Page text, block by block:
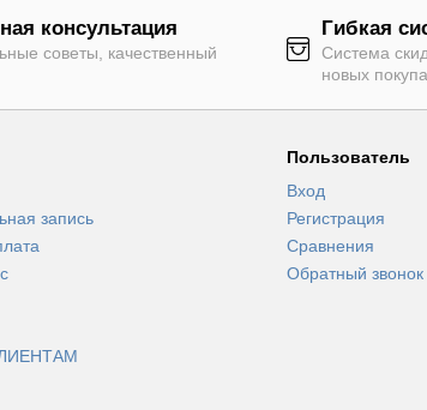
консультация
советы, качественный
Гибкая
Система
новых
запись
Пользователь
Вход
Регистрация
Сравнения
Обратный звонок